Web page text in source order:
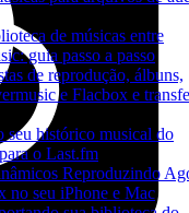
de músicas entre
guia passo a passo
de reprodução, álbuns,
e Flacbox e
seu histórico musical do
o Last.fm
Reproduzindo
no seu iPhone e Mac